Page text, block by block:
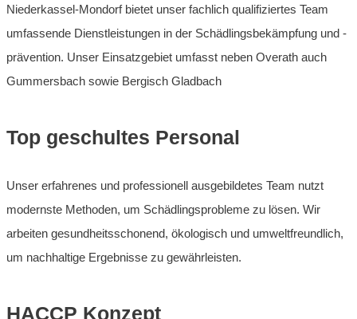
Niederkassel-Mondorf bietet unser fachlich qualifiziertes Team
umfassende Dienstleistungen in der Schädlingsbekämpfung und -
prävention. Unser Einsatzgebiet umfasst neben Overath auch
Gummersbach sowie Bergisch Gladbach
Top geschultes Personal
Unser erfahrenes und professionell ausgebildetes Team nutzt
modernste Methoden, um Schädlingsprobleme zu lösen. Wir
arbeiten gesundheitsschonend, ökologisch und umweltfreundlich,
um nachhaltige Ergebnisse zu gewährleisten.
HACCP Konzept